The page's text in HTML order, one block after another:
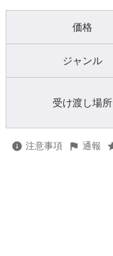
価格
ジャンル
受け渡し場所
注意事項 通報